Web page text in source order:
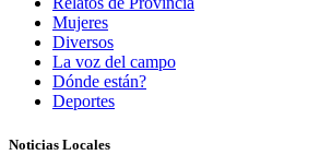
Mujeres
Diversos
La voz del campo
Dónde están?
Deportes
Noticias Locales